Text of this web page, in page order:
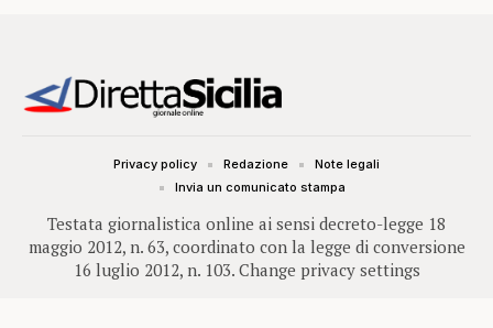
Testata giornalistica online ai sensi decreto-legge 18
maggio 2012, n. 63, coordinato con la legge di conversione
16 luglio 2012, n. 103. Change privacy settings
Privacy policy Redazione
Note legali
Invia un comunicato stampa